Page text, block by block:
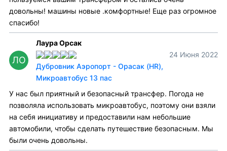
довольны! машины новые .комфортные! Еще раз огромное
спасибо!
ЛО
Лаура Орсак
24 Июня 2022
Дубровник Аэропорт - Орасак (HR),
Микроавтобус 13 пас
У нас был приятный и безопасный трансфер. Погода не
позволяла использовать микроавтобус, поэтому они взяли
на себя инициативу и предоставили нам небольшие
автомобили, чтобы сделать путешествие безопасным. Мы
были очень довольны.